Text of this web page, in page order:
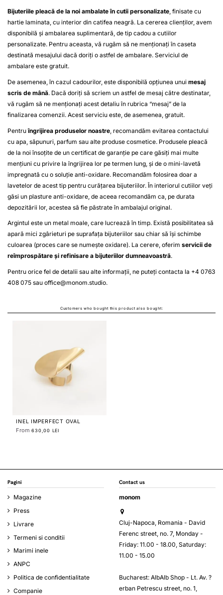
Bijuteriile pleacă de la noi ambalate în cutii personalizate, finisate cu
hartie laminata, cu interior din catifea neagră. La cererea clienților, avem
disponibilă și ambalarea suplimentară, de tip cadou a cutiilor
personalizate. Pentru aceasta, vă rugăm să ne menționați în caseta
destinată mesajului dacă doriți o astfel de ambalare. Serviciul de
ambalare este gratuit.
De asemenea, în cazul cadourilor, este disponibilă opțiunea unui mesaj
scris de mână. Dacă doriți să scriem un astfel de mesaj către destinatar,
vă rugăm să ne menționați acest detaliu în rubrica “mesaj” de la
finalizarea comenzii. Acest serviciu este, de asemenea, gratuit.
Pentruîngrijirea produselor noastre , recomandăm evitarea contactului
cu apa, săpunuri, parfum sau alte produse cosmetice. Produsele pleacă
de la noi însoțite de un certificat de garanție pe care găsiți mai multe
mențiuni cu privire la îngrijirea lor pe termen lung, și de o mini-lavetă
impregnată cu o soluție anti-oxidare. Recomandăm folosirea doar a
lavetelor de acest tip pentru curățarea bijuteriilor. În interiorul cutiilor veți
găsi un plasture anti-oxidare, de aceea recomandăm ca, pe durata
depozitării lor, acestea să fie păstrate în ambalajul original.
Argintul este un metal moale, care lucrează în timp. Există posibilitatea să
apară mici zgârieturi pe suprafața bijuteriilor sau chiar să își schimbe
culoarea (proces care se numește oxidare). La cerere, oferim servicii de
reîmprospătare și refinisare a bijuteriilor dumneavoastră.
Pentru orice fel de detalii sau alte informații, ne puteți contacta la +4 0763
408 075 sau office@monom.studio.
Customers who bought this product also bought:
INEL IMPERFECT OVAL
From630,00 LEI
Pagini
Magazine
Press
Livrare
Termeni si conditii
Marimi inele
ANPC
Politica de confidentialitate
Companie
Contact us
monom
Cluj-Napoca, Romania - David
Ferenc street, no. 7, Monday -
Friday: 11.00 - 18.00, Saturday:
11.00 - 15.00
Bucharest: AlbAlb Shop - Lt. Av. ?
erban Petrescu street, no. 1,